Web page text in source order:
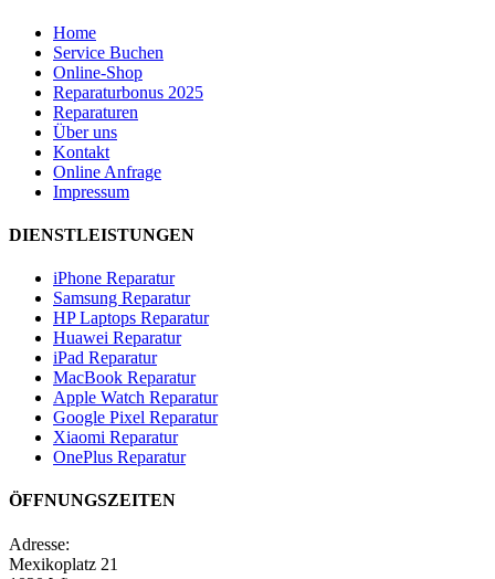
Home
Service Buchen
Online-Shop
Reparaturbonus 2025
Reparaturen
Über uns
Kontakt
Online Anfrage
Impressum
DIENSTLEISTUNGEN
iPhone Reparatur
Samsung Reparatur
HP Laptops Reparatur
Huawei Reparatur
iPad Reparatur
MacBook Reparatur
Apple Watch Reparatur
Google Pixel Reparatur
Xiaomi Reparatur
OnePlus Reparatur
ÖFFNUNGSZEITEN
Adresse:
Mexikoplatz 21